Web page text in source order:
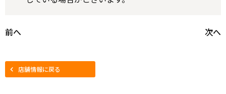
前へ 次へ
店舗情報に戻る